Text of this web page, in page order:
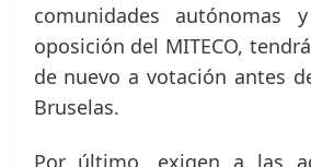
comunidades autónomas
oposición del MITECO,
de nuevo a votación antes
Bruselas.
Por último, exigen a las